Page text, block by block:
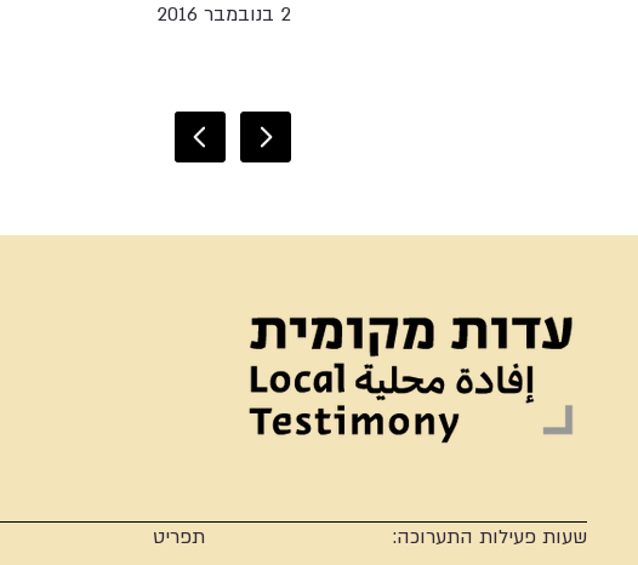
2 בנובמבר 2016
שעות פעילות התערוכה: תפריט